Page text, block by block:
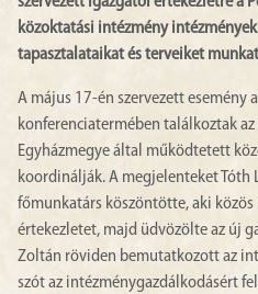
közoktatási intézmény
tapasztalataikat és terveiket
A május 17-én szervezett esemény
konferenciatermében találkoztak
Egyházmegye által működtetett
koordinálják. A megjelenteket Tóth
főmunkatárs köszöntötte, aki közös
értekezletet, majd üdvözölte az új
Zoltán röviden bemutatkozott az
szót az intézménygazdálkodásért